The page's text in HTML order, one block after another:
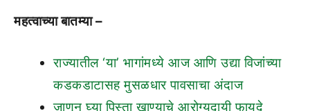
महत्वाच्या बातम्या –
राज्यातील ‘या’ भागांमध्ये आज आणि उद्या विजांच्या
कडकडाटासह मुसळधार पावसाचा अंदाज
जाणून घ्या पिस्ता खाण्याचे आरोग्यदायी फायदे